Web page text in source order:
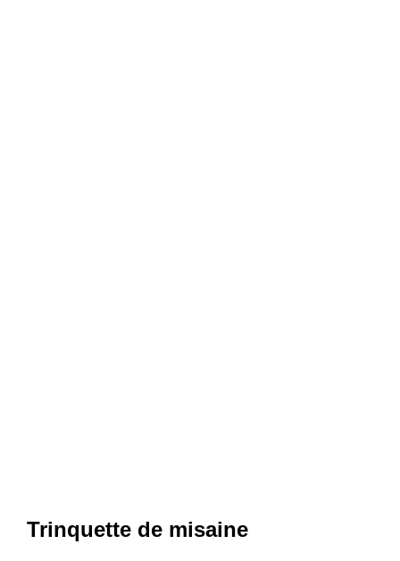
Trinquette de misaine